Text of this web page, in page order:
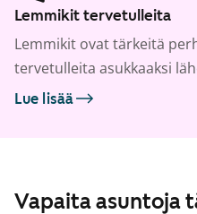
Lemmikit tervetulleita
Lemmikit ovat tärkeitä
tervetulleita asukkaaksi
Lue lisää
Vapaita asuntoja